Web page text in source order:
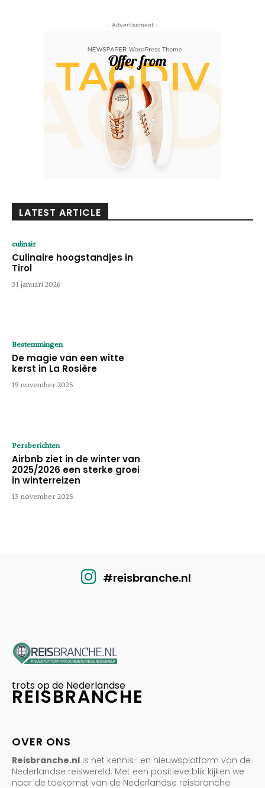
- Advertisement -
LATEST ARTICLE
culinair
Culinaire hoogstandjes in
Tirol
31 januari 2026
Bestemmingen
De magie van een witte
kerst in La Rosière
19 november 2025
Persberichten
Airbnb ziet in de winter van
2025/2026 een sterke groei
in winterreizen
13 november 2025
#reisbranche.nl
trots op de Nederlandse
REISBRANCHE
OVER ONS
Reisbranche.nl is het kennis- en nieuwsplatform van de
Nederlandse reiswereld. Met een positieve blik kijken we
naar de toekomst van de Nederlandse reisbranche.